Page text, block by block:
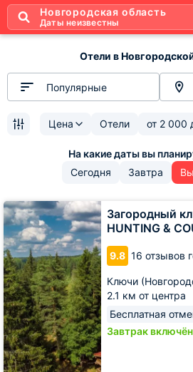
Новгородская область
Даты неизвестны
Отели в
Популярные
Цена Отели от 2 000
Сегодня Завтра
Загородный
HUNTING &
9.8 16 отзывов
Ключи
2.1 км от центра
Бесплатная
Завтрак включён
Загородный
клуб
VALDAY
HUNTING
&
COUNTRY
CLUB